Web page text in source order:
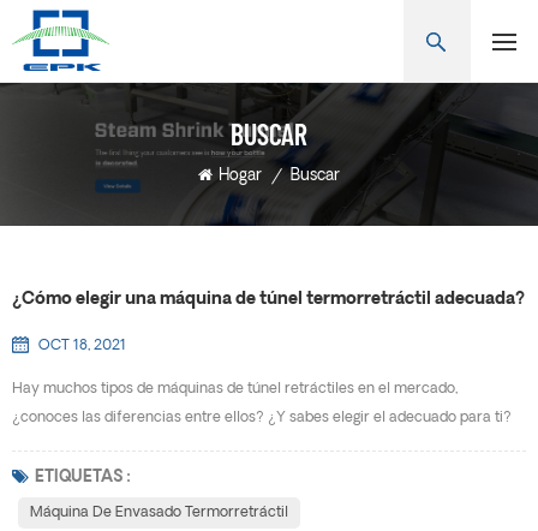
BUSCAR
Hogar / Buscar
¿Cómo elegir una máquina de túnel termorretráctil adecuada?
OCT 18, 2021
Hay muchos tipos de máquinas de túnel retráctiles en el mercado,
¿conoces las diferencias entre ellos? ¿Y sabes elegir el adecuado para ti?
encogimiento de calor, máquina de encogimiento, máquina de envasado de
encogimiento de calor, Máquina de envasado de película retráctil, máquina
ETIQUETAS :
Máquina De Envasado Termorretráctil